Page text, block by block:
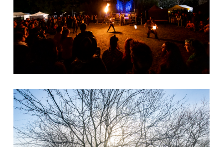
Foresta di pianura